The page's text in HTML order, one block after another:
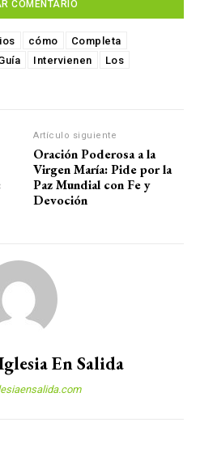
cómo
Completa
Intervienen
Los
Artículo siguiente
Oración Poderosa a la
Virgen María: Pide por la
Paz Mundial con Fe y
Devoción
En Salida